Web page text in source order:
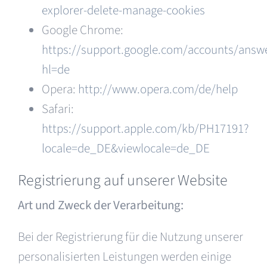
explorer-delete-manage-cookies
Google Chrome:
https://support.google.com/accounts/
hl=de
Opera: http://www.opera.com/de/help
Safari:
https://support.apple.com/kb/PH17191?
locale=de_DE&viewlocale=de_DE
Registrierung auf unserer Website
Art und Zweck der Verarbeitung:
Bei der Registrierung für die Nutzung unserer
personalisierten Leistungen werden einige